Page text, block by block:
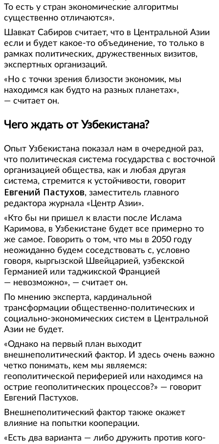
То есть у стран экономические алгоритмы
существенно отличаются».
Шавкат Сабиров считает, что в Центральной Азии
если и будет какое-то объединение, то только в
рамках политических, дружественных визитов,
экспертных организаций.
«Но с точки зрения близости экономик, мы
находимся как будто на разных планетах»,
— считает он.
Чего ждать от Узбекистана?
Опыт Узбекистана показал нам в очередной раз,
что политическая система государства с восточной
организацией общества, как и любая другая
система, стремится к устойчивости, говорит
Евгений Пастухов, заместитель главного
редактора журнала «Центр Азии».
«Кто бы ни пришел к власти после Ислама
Каримова, в Узбекистане будет все примерно то
же самое. Говорить о том, что мы в 2050 году
неожиданно будем соседствовать с, условно
говоря, кыргызской Швейцарией, узбекской
Германией или таджикской Францией
— невозможно», — считает он.
По мнению эксперта, кардинальной
трансформации общественно-политических и
социально-экономических систем в Центральной
Азии не будет.
«Однако на первый план выходит
внешнеполитический фактор. И здесь очень важно
четко понимать, кем мы являемся:
геополитической периферией или находимся на
острие геополитических процессов?» — говорит
Евгений Пастухов.
Внешнеполитический фактор также окажет
влияние на попытки кооперации.
«Есть два варианта — либо дружить против кого-